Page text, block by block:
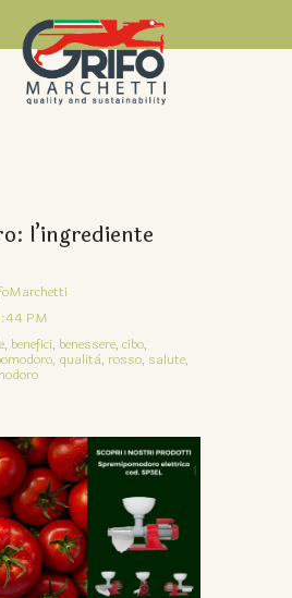
l’ingrediente
PM
benefici, benessere, cibo,
qualità, rosso, salute,